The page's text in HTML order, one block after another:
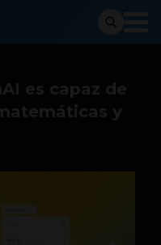
2024
es capaz de
y